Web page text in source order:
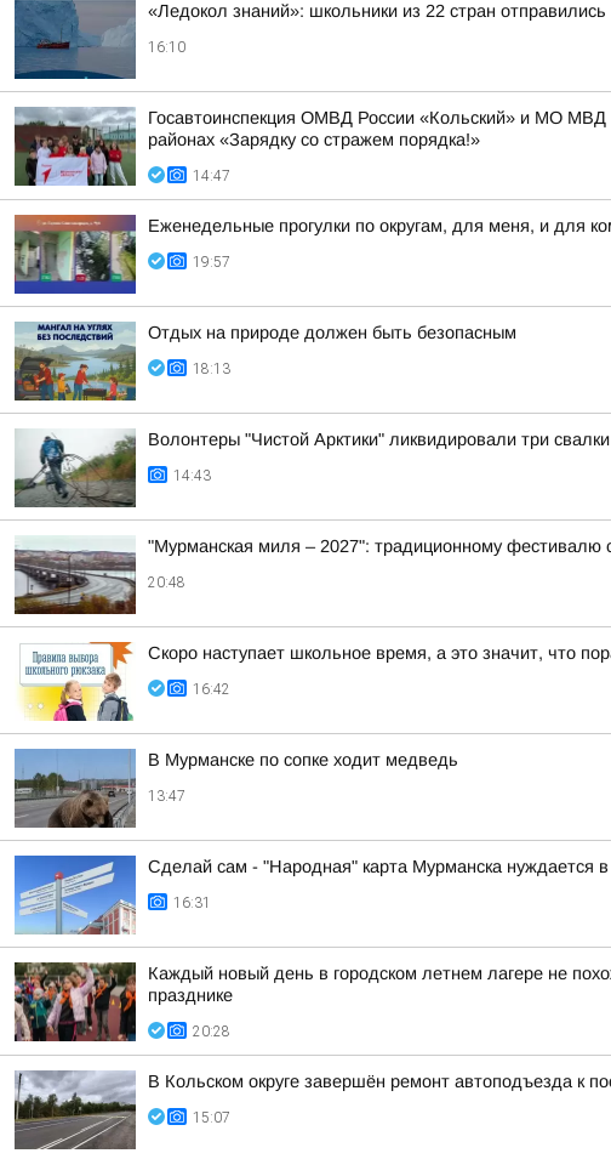
«Ледокол знаний»: школьники из 22 стран
16:10
Госавтоинспекция ОМВД России «Кольский» и МО МВД
районах «Зарядку со стражем порядка!»
14:47
Еженедельные прогулки по округам, для меня, и для
19:57
Отдых на природе должен быть безопасным
18:13
Волонтеры "Чистой Арктики" ликвидировали три
14:43
"Мурманская миля – 2027": традиционному фестивалю
20:48
Скоро наступает школьное время, а это значит, что
16:42
В Мурманске по сопке ходит медведь
13:47
Сделай сам - "Народная" карта Мурманска нуждается
16:31
Каждый новый день в городском летнем лагере не
празднике
20:28
В Кольском округе завершён ремонт автоподъезда к
15:07